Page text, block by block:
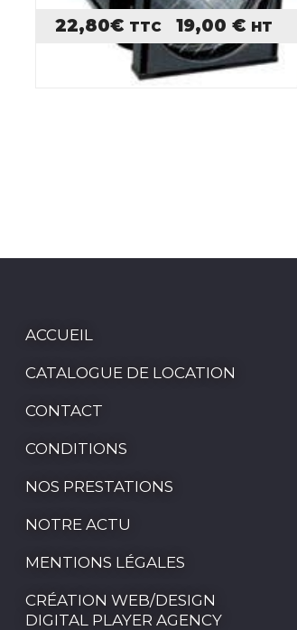
22,80€ TTC 19,00€ HT
ACCUEIL
CATALOGUE DE LOCATION
CONTACT
CONDITIONS
NOS PRESTATIONS
NOTRE ACTU
MENTIONS LÉGALES
CRÉATION WEB/DESIGN
DIGITAL PLAYER AGENCY